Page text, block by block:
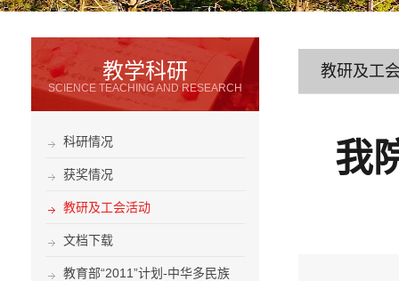
教学科研
SCIENCE TEACHING AND RESEARCH
科研情况
获奖情况
教研及工会活动
文档下载
教育部“2011”计划-中华多民族
教研及工
我